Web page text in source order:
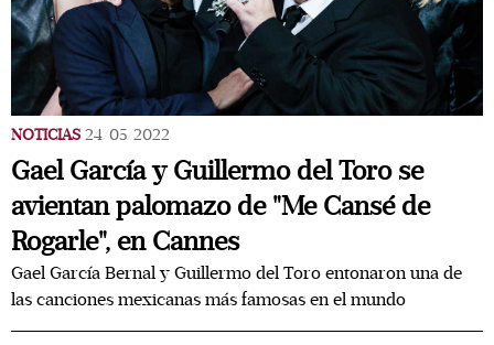
NOTICIAS 24/05/2022
Gael García y Guillermo del Toro se
avientan palomazo de "Me Cansé de
Rogarle", en Cannes
Gael García Bernal y Guillermo del Toro entonaron una de
las canciones mexicanas más famosas en el mundo